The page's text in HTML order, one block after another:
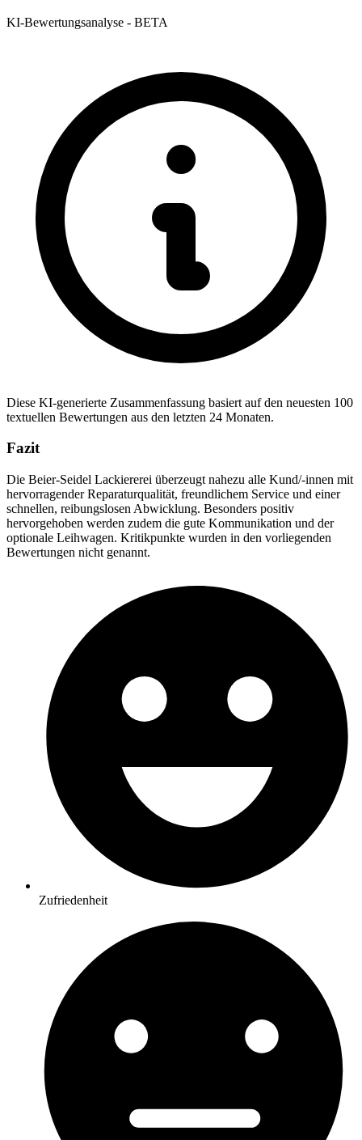
KI-Bewertungsanalyse - BETA
Diese KI-generierte Zusammenfassung basiert auf den neuesten 100
textuellen Bewertungen aus den letzten 24 Monaten.
Fazit
Die Beier-Seidel Lackiererei überzeugt nahezu alle Kund/-innen mit
hervorragender Reparaturqualität, freundlichem Service und einer
schnellen, reibungslosen Abwicklung. Besonders positiv
hervorgehoben werden zudem die gute Kommunikation und der
optionale Leihwagen. Kritikpunkte wurden in den vorliegenden
Bewertungen nicht genannt.
Zufriedenheit